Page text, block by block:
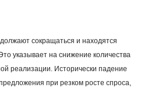
сокращаться и находятся
указывает на снижение количества
реализации. Исторически падение
при резком росте спроса,